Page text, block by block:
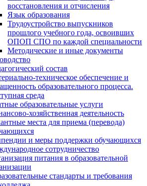
восстановления и отчисления
Язык образования
Трудоустройство выпускников
прошлого учебного года, освоивших
ОПОП СПО по каждой специальности
Методические и иные документы
состав
техническое обеспечение и
образовательного процесса.
среда
образовательные услуги
хозяйственная деятельность
места для приема (перевода)
и меры поддержки обучающихся
сотрудничество
питания в образовательной
стандарты и требования